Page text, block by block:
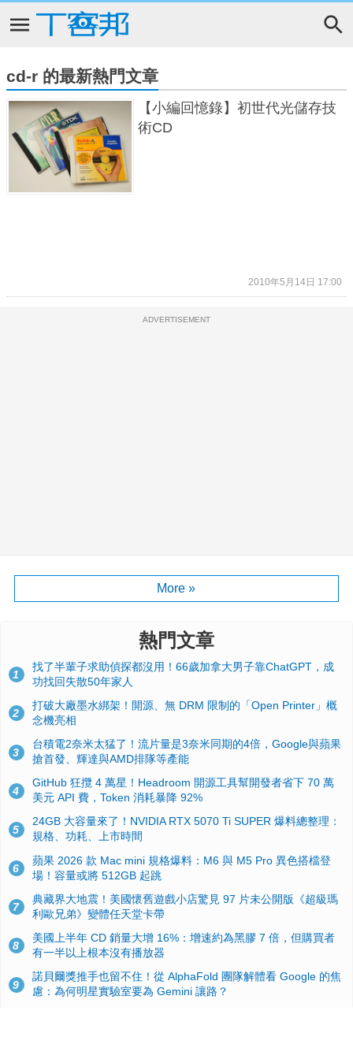
cd-r 的最新熱門文章
【小編回憶錄】初世代光儲存技
術CD
2010年5月14日 17:00
ADVERTISEMENT
More »
熱門文章
1
找了半輩子求助偵探都沒用！66歲加拿大男子靠ChatGPT，成
功找回失散50年家人
2
打破大廠墨水綁架！開源、無 DRM 限制的「Open Printer」概
念機亮相
3
台積電2奈米太猛了！流片量是3奈米同期的4倍，Google與蘋果
搶首發、輝達與AMD排隊等產能
4
GitHub 狂攬 4 萬星！Headroom 開源工具幫開發者省下 70 萬
美元 API 費，Token 消耗暴降 92%
5
24GB 大容量來了！NVIDIA RTX 5070 Ti SUPER 爆料總整理：
規格、功耗、上市時間
6
蘋果 2026 款 Mac mini 規格爆料：M6 與 M5 Pro 異色搭檔登
場！容量或將 512GB 起跳
7
典藏界大地震！美國懷舊遊戲小店驚見 97 片未公開版《超級瑪
利歐兄弟》變體任天堂卡帶
8
美國上半年 CD 銷量大增 16%：增速約為黑膠 7 倍，但購買者
有一半以上根本沒有播放器
9
諾貝爾獎推手也留不住！從 AlphaFold 團隊解體看 Google 的焦
慮：為何明星實驗室要為 Gemini 讓路？